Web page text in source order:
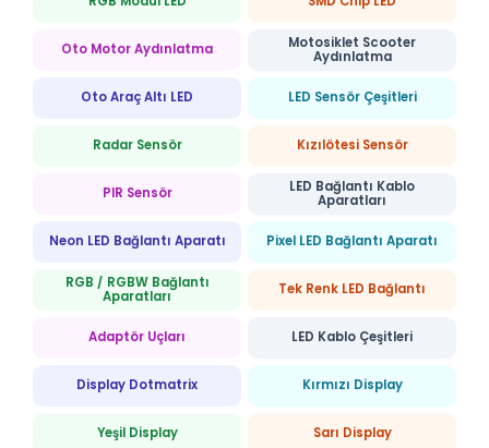
Oto Motor Aydınlatma
Motosiklet Scooter
Aydınlatma
Oto Araç Altı LED LED Sensör Çeşitleri
Radar Sensör Kızılötesi Sensör
PIR Sensör
LED Bağlantı Kablo
Aparatları
Neon LED Bağlantı Aparatı Pixel LED Bağlantı Aparatı
RGB / RGBW Bağlantı
Aparatları
Tek Renk LED Bağlantı
Adaptör Uçları LED Kablo Çeşitleri
Display Dotmatrix Kırmızı Display
Yeşil Display Sarı Display